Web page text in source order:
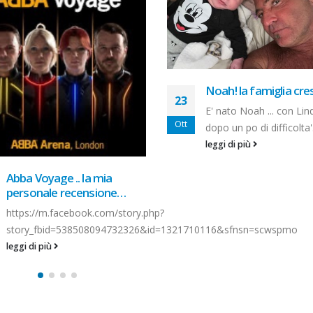
Noah! la famiglia cresce…..
E' nato Noah ... con Linda
dopo un po di difficolta'...
leggi di più
Gen
https://
story_fbid=57
leggi di più